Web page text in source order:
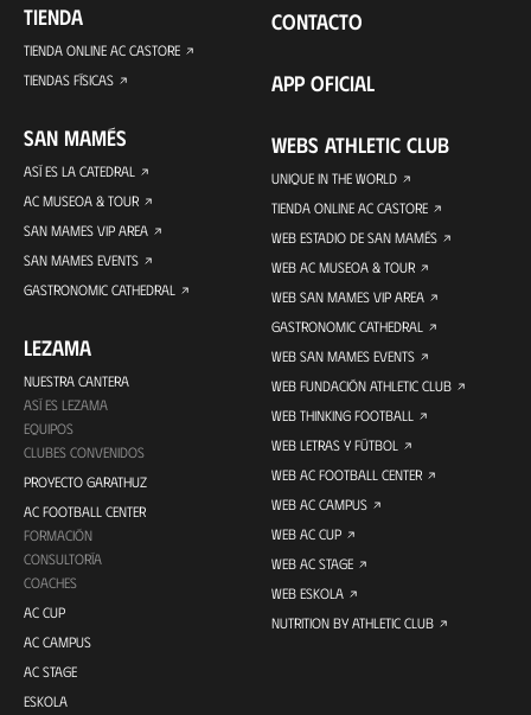
TIENDA
TIENDA ONLINE AC CASTORE
TIENDAS FÍSICAS
SAN MAMÉS
ASÍ ES LA CATEDRAL
AC MUSEOA & TOUR
SAN MAMES VIP AREA
SAN MAMES EVENTS
GASTRONOMIC CATHEDRAL
LEZAMA
NUESTRA CANTERA
ASÍ ES LEZAMA
EQUIPOS
CLUBES CONVENIDOS
PROYECTO GARATHUZ
AC FOOTBALL CENTER
FORMACIÓN
CONSULTORÍA
COACHES
AC CUP
AC CAMPUS
AC STAGE
ESKOLA
CONTACTO
APP OFICIAL
WEBS ATHLETIC CLUB
UNIQUE IN THE WORLD
TIENDA ONLINE AC CASTORE
WEB ESTADIO DE SAN MAMÉS
WEB AC MUSEOA & TOUR
WEB SAN MAMES VIP AREA
GASTRONOMIC CATHEDRAL
WEB SAN MAMES EVENTS
WEB FUNDACIÓN ATHLETIC CLUB
WEB THINKING FOOTBALL
WEB LETRAS Y FÚTBOL
WEB AC FOOTBALL CENTER
WEB AC CAMPUS
WEB AC CUP
WEB AC STAGE
WEB ESKOLA
NUTRITION BY ATHLETIC CLUB